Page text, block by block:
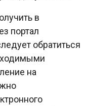
в
портал
обратиться
на